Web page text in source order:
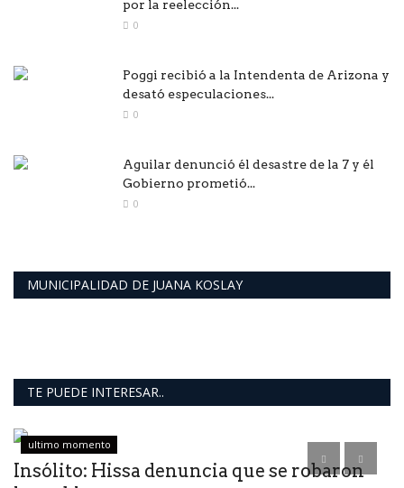
por la reelección...
0
Poggi recibió a la Intendenta de Arizona y
desató especulaciones...
0
Aguilar denunció él desastre de la 7 y él
Gobierno prometió...
0
MUNICIPALIDAD DE JUANA KOSLAY
TE PUEDE INTERESAR..
ultimo momento
Insólito: Hissa denuncia que se robaron